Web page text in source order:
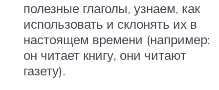
полезные глаголы, узнаем, как
использовать и склонять их в
настоящем времени (например:
он читает книгу, они читают
газету).